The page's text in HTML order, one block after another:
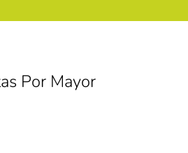
Por Mayor